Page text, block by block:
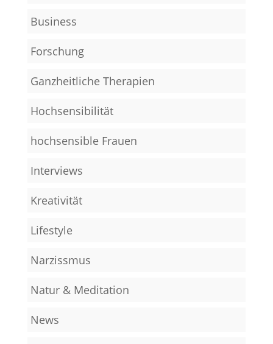
Business
Forschung
Ganzheitliche Therapien
Hochsensibilität
hochsensible Frauen
Interviews
Kreativität
Lifestyle
Narzissmus
Natur & Meditation
News